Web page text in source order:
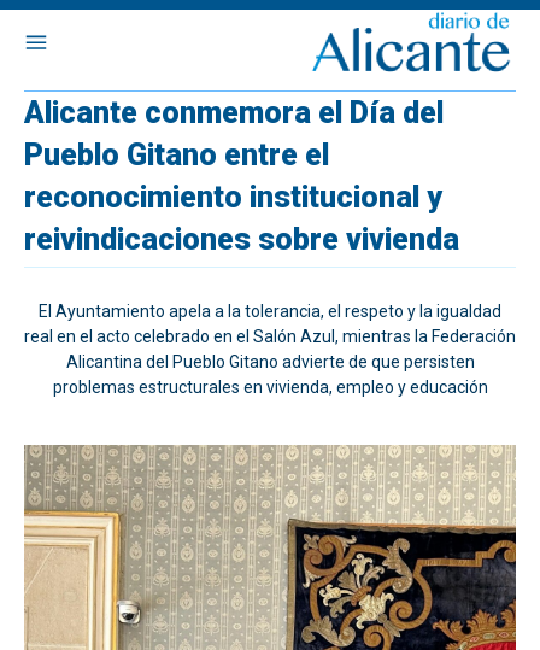
Alicante conmemora el Día del
Pueblo Gitano entre el
reconocimiento institucional y
reivindicaciones sobre vivienda
El Ayuntamiento apela a la tolerancia, el respeto y la igualdad
real en el acto celebrado en el Salón Azul, mientras la Federación
Alicantina del Pueblo Gitano advierte de que persisten
problemas estructurales en vivienda, empleo y educación